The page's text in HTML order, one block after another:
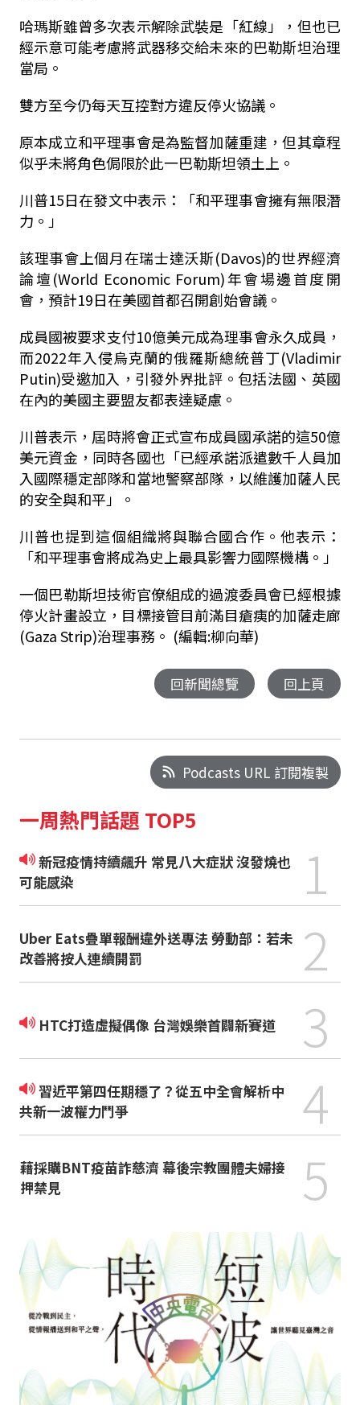
哈瑪斯雖曾多次表示解除武裝是「紅線」，但也已
經示意可能考慮將武器移交給未來的巴勒斯坦治理
當局。
雙方至今仍每天互控對方違反停火協議。
原本成立和平理事會是為監督加薩重建，但其章程
似乎未將角色侷限於此一巴勒斯坦領土上。
川普15日在發文中表示：「和平理事會擁有無限潛
力。」
該理事會上個月在瑞士達沃斯(Davos)的世界經濟
論壇(World Economic Forum)年會場邊首度開
會，預計19日在美國首都召開創始會議。
成員國被要求支付10億美元成為理事會永久成員，
而2022年入侵烏克蘭的俄羅斯總統普丁(Vladimir
Putin)受邀加入，引發外界批評。包括法國、英國
在內的美國主要盟友都表達疑慮。
川普表示，屆時將會正式宣布成員國承諾的這50億
美元資金，同時各國也「已經承諾派遣數千人員加
入國際穩定部隊和當地警察部隊，以維護加薩人民
的安全與和平」。
川普也提到這個組織將與聯合國合作。他表示：
「和平理事會將成為史上最具影響力國際機構。」
一個巴勒斯坦技術官僚組成的過渡委員會已經根據
停火計畫設立，目標接管目前滿目瘡痍的加薩走廊
(Gaza Strip)治理事務。 (編輯:柳向華)
回新聞總覽 回上頁
Podcasts URL 訂閱複製
一周熱門話題 TOP5
新冠疫情持續飆升 常見八大症狀 沒發燒也
可能感染
1
Uber Eats疊單報酬違外送專法 勞動部：若未
改善將按人連續開罰
2
HTC打造虛擬偶像 台灣娛樂首闢新賽道 3
習近平第四任期穩了？從五中全會解析中
共新一波權力鬥爭
4
藉採購BNT疫苗詐慈濟 幕後宗教團體夫婦接
押禁見
5